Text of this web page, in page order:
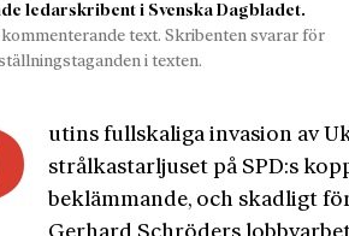
ledarskribent i Svenska Dagbladet.
text. Skribenten svarar för
i texten.
utins fullskaliga invasion av
strålkastarljuset på SPD:s
beklämmande, och skadligt